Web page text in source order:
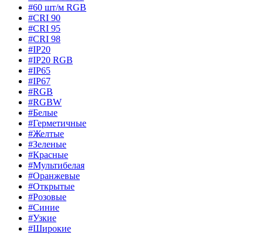
#60 шт/м RGB
#CRI 90
#CRI 95
#CRI 98
#IP20
#IP20 RGB
#IP65
#IP67
#RGB
#RGBW
#Белые
#Герметичные
#Желтые
#Зеленые
#Красные
#Мультибелая
#Оранжевые
#Открытые
#Розовые
#Синие
#Узкие
#Широкие